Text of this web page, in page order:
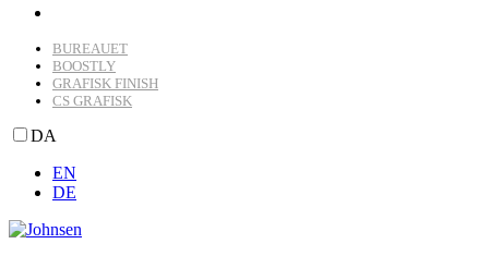
BUREAUET
BOOSTLY
GRAFISK FINISH
CS GRAFISK
DA
EN
DE